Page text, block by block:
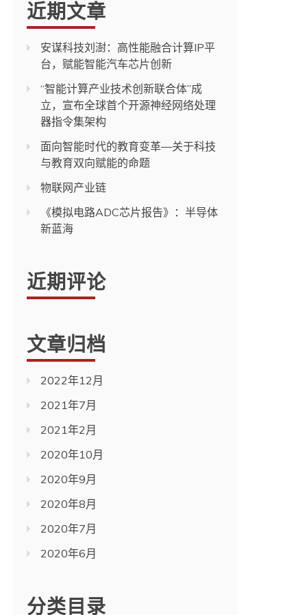
近期文章
安谋科技刘澍：高性能融合计算IP平
台，赋能智能汽车芯片创新
“智能计算产业技术创新联合体”成
立，宣布全球首个开源神经网络处理
器指令集架构
面向智能时代的教育变革—关于科技
与教育双向赋能的命题
物联网产业链
《模拟电路ADC芯片报告》：半导体
新蓝海
近期评论
文章归档
2022年12月
2021年7月
2021年2月
2020年10月
2020年9月
2020年8月
2020年7月
2020年6月
分类目录